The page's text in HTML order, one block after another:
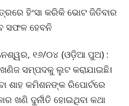
ହିଂସା କରିକି ଭୋଟ ଜିତିବାର
ସଫଳ ହେବନି
୧୬/୦୪ (ଓଡ଼ିଆ ପୁଅ) :
ସମ୍ପଦକୁ ଲୁଟ କରାଯାଇଛି।
ଶାହ କମିଶନଙ୍କ ରିପୋର୍ଟରେ
ଖଣି ଦୁର୍ନୀତି ହୋଇଥିବା କଥା